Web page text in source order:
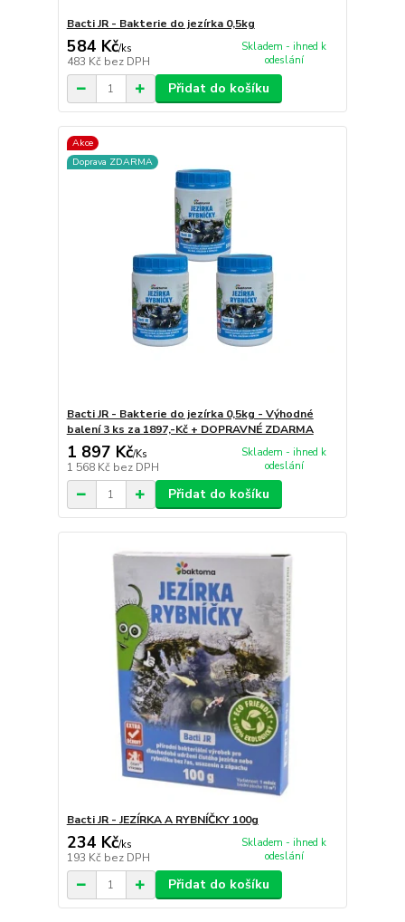
Bacti JR - Bakterie do jezírka 0,5kg
584 Kč/ks
483 Kč bez DPH
Skladem - ihned k
odeslání
Přidat do košíku
Akce
Doprava ZDARMA
Bacti JR - Bakterie do jezírka 0,5kg - Výhodné
balení 3 ks za 1897,-Kč + DOPRAVNÉ ZDARMA
1 897 Kč/Ks
1 568 Kč bez DPH
Skladem - ihned k
odeslání
Přidat do košíku
Bacti JR - JEZÍRKA A RYBNÍČKY 100g
234 Kč/ks
193 Kč bez DPH
Skladem - ihned k
odeslání
Přidat do košíku